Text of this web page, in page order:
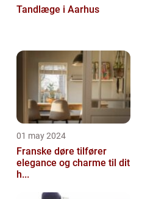
Tandlæge i Aarhus
01 may 2024
Franske døre tilfører
elegance og charme til dit
h...